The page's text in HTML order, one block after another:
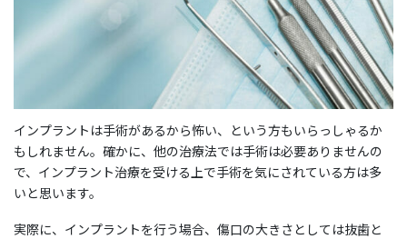
インプラントは手術があるから怖い、という方もいらっしゃるか
もしれません。確かに、他の治療法では手術は必要ありませんの
で、インプラント治療を受ける上で手術を気にされている方は多
いと思います。
実際に、インプラントを行う場合、傷口の大きさとしては抜歯と